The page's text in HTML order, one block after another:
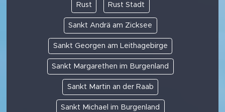
Rust Rust Stadt
Sankt Andrä am Zicksee
Sankt Georgen am Leithagebirge
Sankt Margarethen im Burgenland
Sankt Martin an der Raab
Sankt Michael im Burgenland